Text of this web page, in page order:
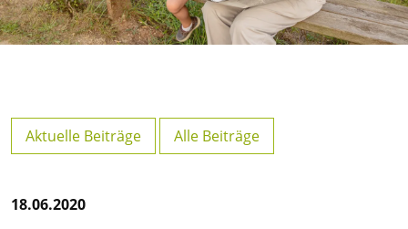
Aktuelle Beiträge Alle Beiträge
18.06.2020